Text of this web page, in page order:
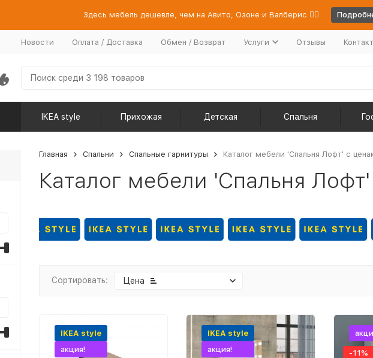
Здесь мебель дешевле, чем на Авито, Озоне и Валберис 👉🏻
Новости Оплата / Доставка Обмен / Возврат Услуги Отзывы
IKEA style Прихожая Детская Спальня
Главная Спальни Спальные гарнитуры Каталог мебели 'Спальня Лофт' с
Каталог мебели 'Спальня
Сортировать: Цена
IKEA style
акция!
IKEA style
акция!
-11%